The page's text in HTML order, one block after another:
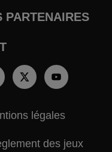
PARTENAIRES
légales
des jeux